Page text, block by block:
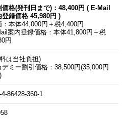
価格(発刊日まで)：48,400円 ( E-Mail
登録価格 45,980円 )
：本体44,000円＋税4,400円
案内登録価格：本体41,800円＋税
円
は当社負担)
デミー割引価格：38,500円(35,000円
86428-360-1